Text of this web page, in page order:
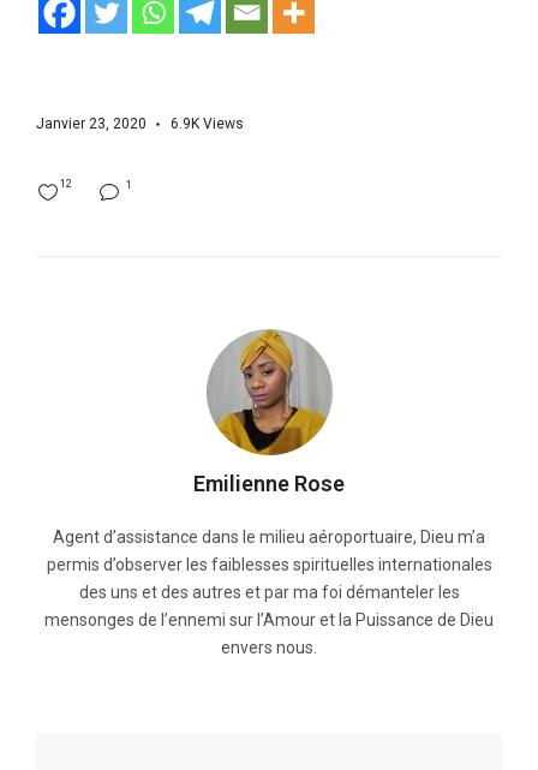
Janvier 23, 2020 6.9K Views
1
12
Emilienne Rose
Agent d’assistance dans le milieu aéroportuaire, Dieu m’a
permis d’observer les faiblesses spirituelles internationales
des uns et des autres et par ma foi démanteler les
mensonges de l’ennemi sur l’Amour et la Puissance de Dieu
envers nous.